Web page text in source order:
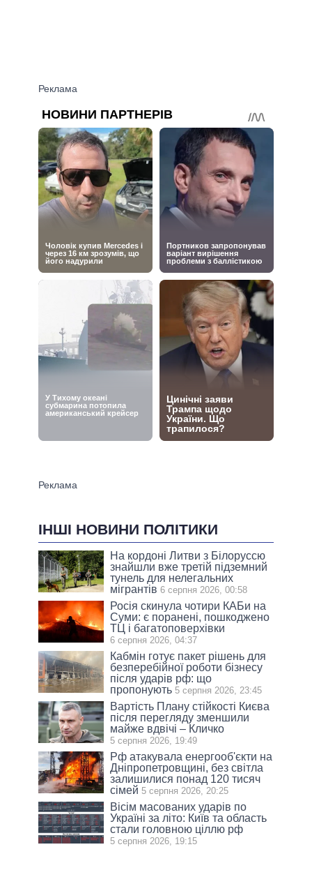
ІНШІ НОВИНИ ПОЛІТИКИ
На кордоні Литви з Білоруссю
знайшли вже третій підземний
тунель для нелегальних
мігрантів 6 серпня 2026, 00:58
Росія скинула чотири КАБи на
Суми: є поранені, пошкоджено
ТЦ і багатоповерхівки
6 серпня 2026, 04:37
Кабмін готує пакет рішень для
безперебійної роботи бізнесу
після ударів рф: що
пропонують 5 серпня 2026, 23:45
Вартість Плану стійкості Києва
після перегляду зменшили
майже вдвічі – Кличко
5 серпня 2026, 19:49
Рф атакувала енергооб'єкти на
Дніпропетровщині, без світла
залишилися понад 120 тисяч
сімей 5 серпня 2026, 20:25
Вісім масованих ударів по
Україні за літо: Київ та область
стали головною ціллю рф
5 серпня 2026, 19:15